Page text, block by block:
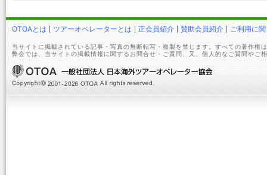
OTOAとは ツアーオペレーターとは 正会員紹介 賛助会員紹介 ご利用に
当サイトに掲載されている記事・写真の無断転写・複製を禁じます。すべての著作権
弊会では、当サイトの掲載情報に関するお問合せ・ご質問、又、個人的なご質問やご